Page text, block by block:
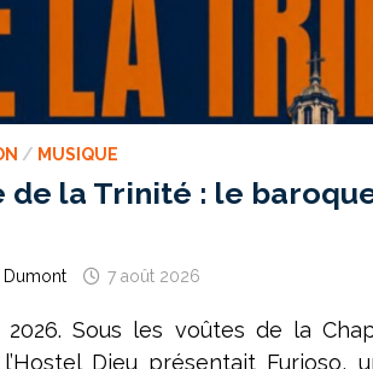
/ MUSIQUE
de la Trinité : le
Dumont 7 août 2026
2026. Sous les voûtes de la
Dieu présentait Furioso,